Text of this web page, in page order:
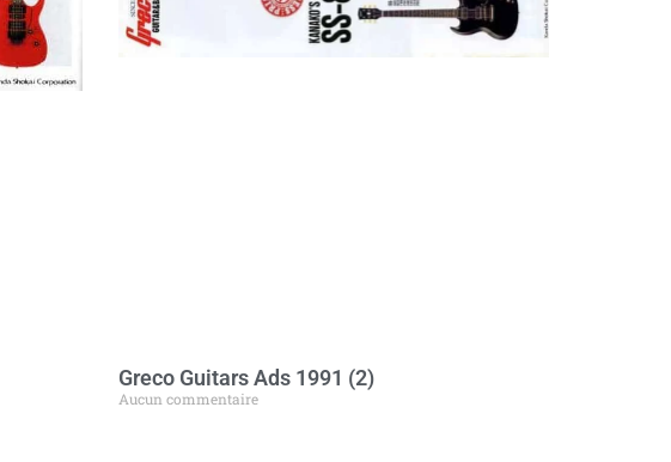
Greco Guitars Ads 1991 (2)
Aucun commentaire